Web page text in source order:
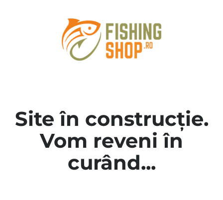
Site în construcție.
Vom reveni în
curând...